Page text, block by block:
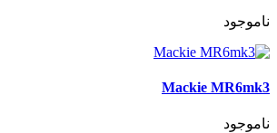
ناموجود
Mackie MR6mk3
ناموجود